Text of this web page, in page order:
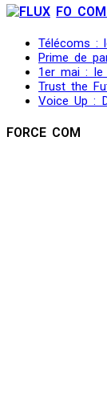
FO
Télécoms :
Prime de
1er mai : le
Trust the
Voice Up :
FORCE COM